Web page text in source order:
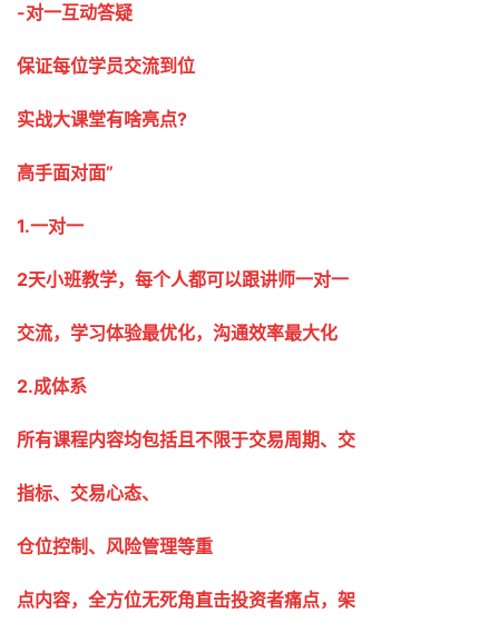
-对一互动答疑
保证每位学员交流到位
实战大课堂有啥亮点?
高手面对面”
1.一对一
2天小班教学，每个人都可以跟讲师一对一
交流，学习体验最优化，沟通效率最大化
2.成体系
所有课程内容均包括且不限于交易周期、交
指标、交易心态、
仓位控制、风险管理等重
点内容，全方位无死角直击投资者痛点，架